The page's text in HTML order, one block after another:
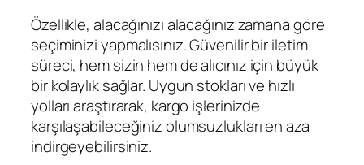
Özellikle, alacağınızı alacağınız zamana göre
seçiminizi yapmalısınız. Güvenilir bir iletim
süreci, hem sizin hem de alıcınız için büyük
bir kolaylık sağlar. Uygun stokları ve hızlı
yolları araştırarak, kargo işlerinizde
karşılaşabileceğiniz olumsuzlukları en aza
indirgeyebilirsiniz.